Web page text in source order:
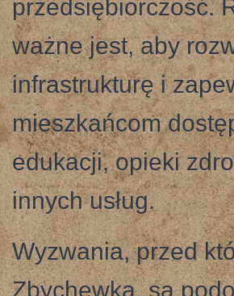
przedsiębiorczość.
ważne jest, aby
infrastrukturę i
mieszkańcom
edukacji, opieki
innych usług.
Wyzwania, przed
Zbychewka, są